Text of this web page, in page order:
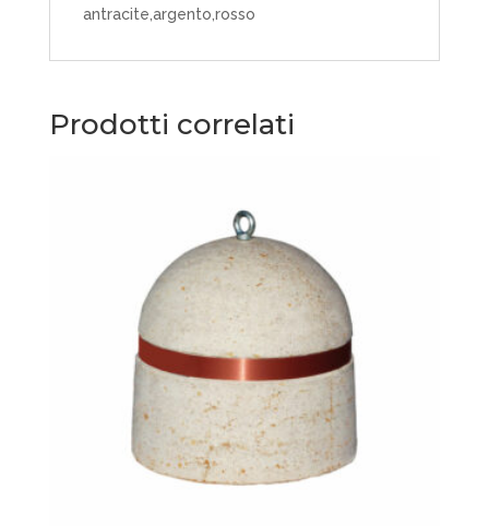
antracite,argento,rosso
Prodotti correlati